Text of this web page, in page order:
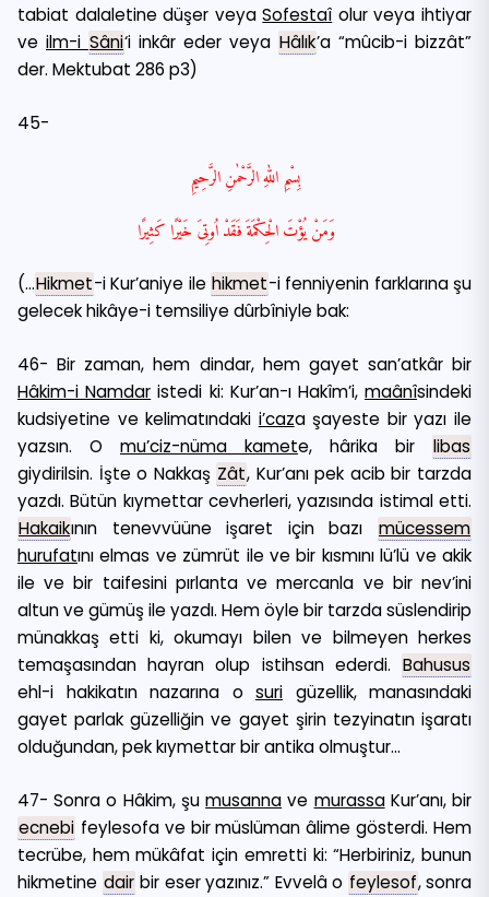
tabiat dalaletine düşer veyaSofestaî olur veya ihtiyar
ve ilm-i Sâni‘i inkâr eder veya Hâlık’a “mûcib-i bizzât”
der. Mektubat 286 p3)
45-
بِسْمِ اللّٰهِ الرَّحْمٰنِ الرَّحِيمِ
وَمَنْ يُؤْتَ الْحِكْمَةَ فَقَدْ اُوتِىَ خَيْرًا كَثِيرًا
(…Hikmet-i Kur’aniye ile hikmet-i fenniyenin farklarına şu
gelecek hikâye-i temsiliye dûrbîniyle bak:
46- Bir zaman, hem dindar, hem gayet san’atkâr bir
Hâkim-i Namdar istedi ki: Kur’an-ı Hakîm’i,maânîsindeki
kudsiyetine ve kelimatındaki i’caza şayeste bir yazı ile
yazsın. O mu’ciz-nüma kamete, hârika bir libas
giydirilsin. İşte o Nakkaş Zât, Kur’anı pek acib bir tarzda
yazdı. Bütün kıymettar cevherleri, yazısında istimal etti.
Hakaikının tenevvüüne işaret için bazı mücessem
hurufatını elmas ve zümrüt ile ve bir kısmını lü’lü ve akik
ile ve bir taifesini pırlanta ve mercanla ve bir nev’ini
altun ve gümüş ile yazdı. Hem öyle bir tarzda süslendirip
münakkaş etti ki, okumayı bilen ve bilmeyen herkes
temaşasından hayran olup istihsan ederdi. Bahusus
ehl-i hakikatın nazarına o suri güzellik, manasındaki
gayet parlak güzelliğin ve gayet şirin tezyinatın işaratı
olduğundan, pek kıymettar bir antika olmuştur…
47- Sonra o Hâkim, şumusanna ve murassaKur’anı, bir
ecnebi feylesofa ve bir müslüman âlime gösterdi. Hem
tecrübe, hem mükâfat için emretti ki: “Herbiriniz, bunun
hikmetine dair bir eser yazınız.” Evvelâ o feylesof, sonra